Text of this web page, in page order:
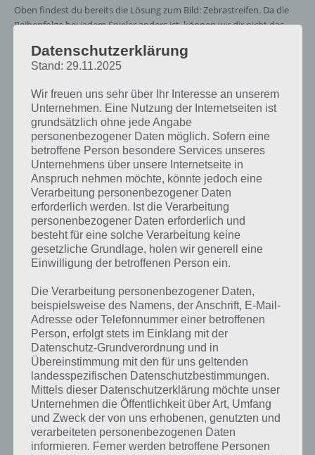
Oben findest du bereits die Lösung zum Bild: Zebrastreifen. Da die
Reihenfolge bei jedem Spieler anders ist, können wir dir nicht das
jedoch trotzdem zu jedem Sachverhalt die entsprechenden
Antworten findest!
Weitere Lösungen zu 94%
gesucht? Schaue inunsere
Komplettlösung zur App! Dort
kannst du mit der Suche
schnell die Antworten und
Lösungen der über 300 Level
finden!
Du findest Lösungen auch ohne unsere Hilfe, indem du in der App
Münzen einsetzt. Da diese jedoch begrenzt sind, hast du hier stets
die Möglichkeit alle Antworten zu finden!
Die obige Lösung stimmt leider nicht mehr?
Wenn die Lösung, die wir dir oben vorgestellt haben, nicht mehr
aktuell sein sollte oder ein Wort in der Lösung von 94 Prozent fehlt,
so teile uns die korrekten Lösungen einfach in den Kommentaren
mit. Nur so können wir stets die aktuellen Antworten auf die
Datenschutzerklärung
Stand: 29.11.2025
Wir freuen uns sehr über Ihr Interesse an unserem
Unternehmen. Eine Nutzung der Internetseiten ist
grundsätzlich ohne jede Angabe
personenbezogener Daten möglich. Sofern eine
betroffene Person besondere Services unseres
Unternehmens über unsere Internetseite in
Anspruch nehmen möchte, könnte jedoch eine
Verarbeitung personenbezogener Daten
erforderlich werden. Ist die Verarbeitung
personenbezogener Daten erforderlich und
besteht für eine solche Verarbeitung keine
gesetzliche Grundlage, holen wir generell eine
Einwilligung der betroffenen Person ein.
Die Verarbeitung personenbezogener Daten,
beispielsweise des Namens, der Anschrift, E-Mail-
Adresse oder Telefonnummer einer betroffenen
Person, erfolgt stets im Einklang mit der
Datenschutz-Grundverordnung und in
Übereinstimmung mit den für uns geltenden
landesspezifischen Datenschutzbestimmungen.
Mittels dieser Datenschutzerklärung möchte unser
Unternehmen die Öffentlichkeit über Art, Umfang
und Zweck der von uns erhobenen, genutzten und
verarbeiteten personenbezogenen Daten
informieren. Ferner werden betroffene Personen